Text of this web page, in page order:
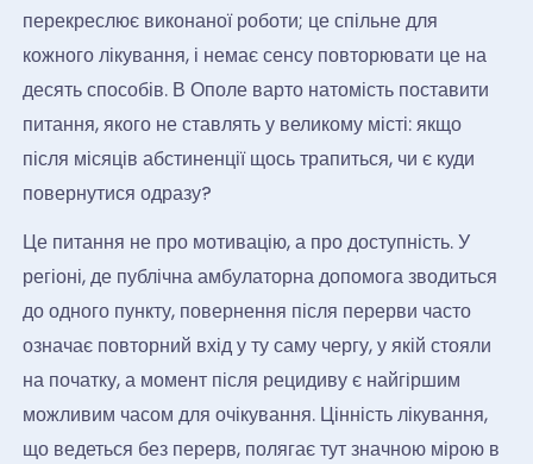
перекреслює виконаної роботи; це спільне для
кожного лікування, і немає сенсу повторювати це на
десять способів. В Ополе варто натомість поставити
питання, якого не ставлять у великому місті: якщо
після місяців абстиненції щось трапиться, чи є куди
повернутися одразу?
Це питання не про мотивацію, а про доступність. У
регіоні, де публічна амбулаторна допомога зводиться
до одного пункту, повернення після перерви часто
означає повторний вхід у ту саму чергу, у якій стояли
на початку, а момент після рецидиву є найгіршим
можливим часом для очікування. Цінність лікування,
що ведеться без перерв, полягає тут значною мірою в